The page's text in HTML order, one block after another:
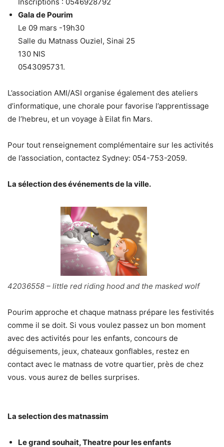
Gala de Pourim
Le 09 mars -19h30
Salle du Matnass Ouziel, Sinai 25
130 NIS
0543095731.
L’association AMI/ASI organise également des ateliers
d’informatique, une chorale pour favorise l’apprentissage
de l’hebreu, et un voyage à Eilat fin Mars.
Pour tout renseignement complémentaire sur les activités
de l’association, contactez Sydney: 054-753-2059.
La sélection des événements de la ville.
42036558 – little red riding hood and the masked wolf
Pourim approche et chaque matnass prépare les festivités
comme il se doit. Si vous voulez passez un bon moment
avec des activités pour les enfants, concours de
déguisements, jeux, chateaux gonflables, restez en
contact avec le matnass de votre quartier, près de chez
vous. vous aurez de belles surprises.
La selection des matnassim
Le grand souhait, Theatre pour les enfants